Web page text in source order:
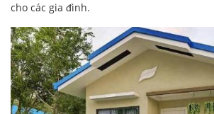
cho các gia đình.